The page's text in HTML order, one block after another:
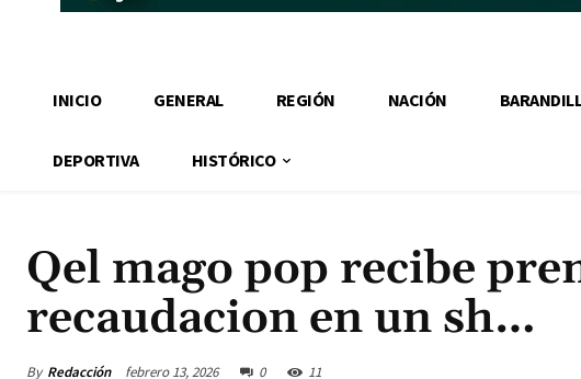
INICIO GENERAL REGIÓN NACIÓN
DEPORTIVA HISTÓRICO
Qel mago pop recibe
recaudacion en un sh…
By Redacción febrero 13, 2026 0 11